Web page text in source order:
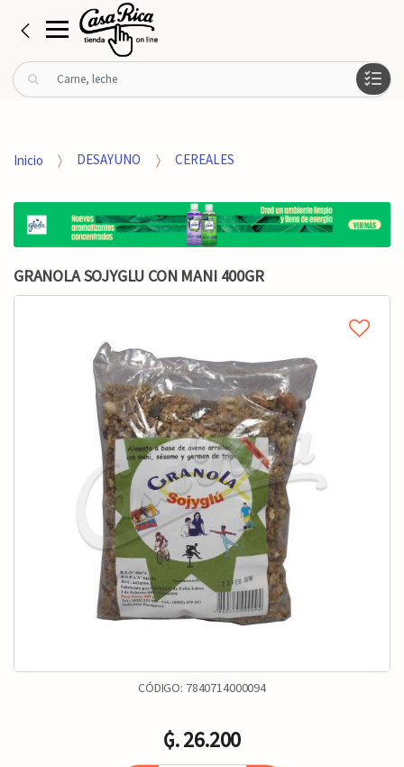
B
u
r
o
Inicio DESAYUNO CEREALES
GRANOLA SOJYGLU CON MANI 400GR
CÓDIGO: 7840714000094
₲. 26.200